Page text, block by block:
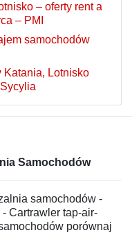
– oferty rent a
– PMI
samochodów
Katania, Lotnisko
Samochodów
samochodów -
Cartrawler tap-air-
porównaj